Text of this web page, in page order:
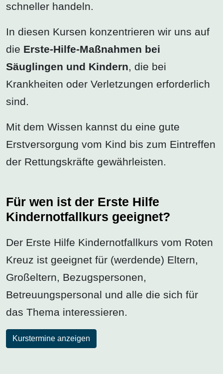
schneller handeln.
In diesen Kursen konzentrieren wir uns auf
die Erste-Hilfe-Maßnahmen bei
Säuglingen und Kindern, die bei
Krankheiten oder Verletzungen erforderlich
sind.
Mit dem Wissen kannst du eine gute
Erstversorgung vom Kind bis zum Eintreffen
der Rettungskräfte gewährleisten.
Für wen ist der Erste Hilfe
Kindernotfallkurs geeignet?
Der Erste Hilfe Kindernotfallkurs vom Roten
Kreuz ist geeignet für (werdende) Eltern,
Großeltern, Bezugspersonen,
Betreuungspersonal und alle die sich für
das Thema interessieren.
Kurstermine anzeigen